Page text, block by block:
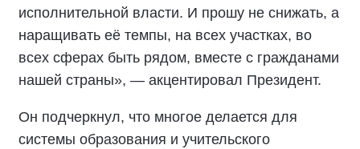
исполнительной власти. И прошу не снижать, а
наращивать её темпы, на всех участках, во
всех сферах быть рядом, вместе с гражданами
нашей страны», — акцентировал Президент.
Он подчеркнул, что многое делается для
системы образования и учительского